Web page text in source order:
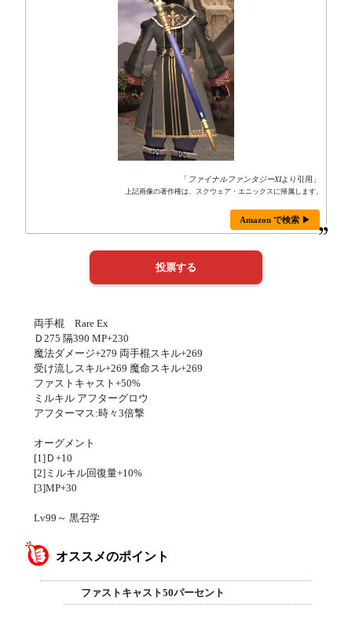
「 ファイナルファンタジーXIより引用」
上記画像の著作権は、スクウェア・エニックスに帰属します。
Amazon で検索 ▶
両手棍 Rare Ex
Ｄ275 隔390 MP+230
魔法ダメージ+279 両手棍スキル+269
受け流しスキル+269 魔命スキル+269
ファストキャスト+50%
ミルキル アフターグロウ
アフターマス:時々3倍撃
オーグメント
[1]Ｄ+10
[2]ミルキル回復量+10%
[3]MP+30
Lv99～ 黒召学
オススメのポイント
ファストキャスト50パーセント